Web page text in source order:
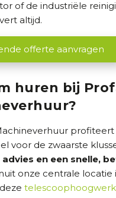
of de industriële
altijd.
offerte aanvragen
huren bij
voor de zwaarste
en een snelle,
onze centrale locatie